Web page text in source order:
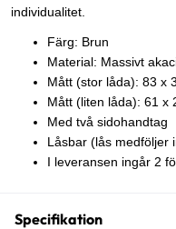
individualitet.
Färg: Brun
Material: Massivt
Mått (stor låda): 83 x
Mått (liten låda): 61 x
Med två sidohandtag
Låsbar (lås medföljer
I leveransen ingår 2
Specifikation